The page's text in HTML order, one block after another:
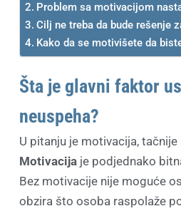
Problem sa motivacijom
Cilj ne treba da bude rešenje
Kako da se motivišete da
Šta je glavni faktor
neuspeha?
U pitanju je motivacija,
Motivacija je podjednako
Bez motivacije nije moguće
obzira što osoba raspolaže